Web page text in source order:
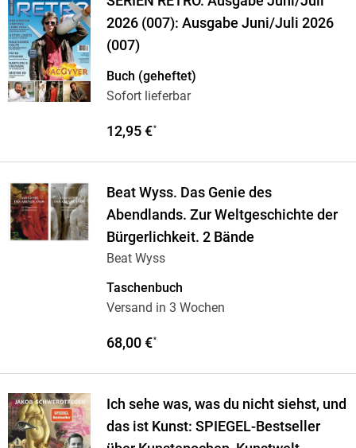
2026 (007): Ausgabe Juni/Juli 2026
(007)
Buch (geheftet)
Sofort lieferbar
12,95 €*
Beat Wyss. Das Genie des
Abendlands. Zur Weltgeschichte der
Bürgerlichkeit. 2 Bände
Beat Wyss
Taschenbuch
Versand in 3 Wochen
68,00 €*
Ich sehe was, was du nicht siehst, und
das ist Kunst: SPIEGEL-Bestseller